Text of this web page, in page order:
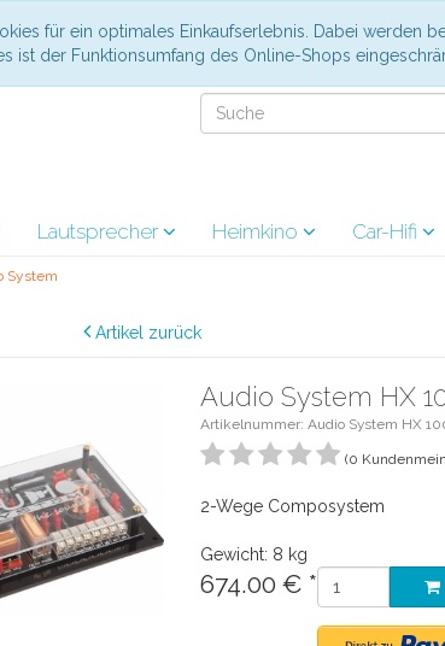
für ein optimales Einkaufserlebnis. Dabei werden
ist der Funktionsumfang des Online-Shops
Lautsprecher Heimkino Car-Hifi
System
Artikel zurück
Audio System HX
Artikelnummer: Audio System HX
(0
2-Wege Composystem
Gewicht: 8 kg
674.00 € *